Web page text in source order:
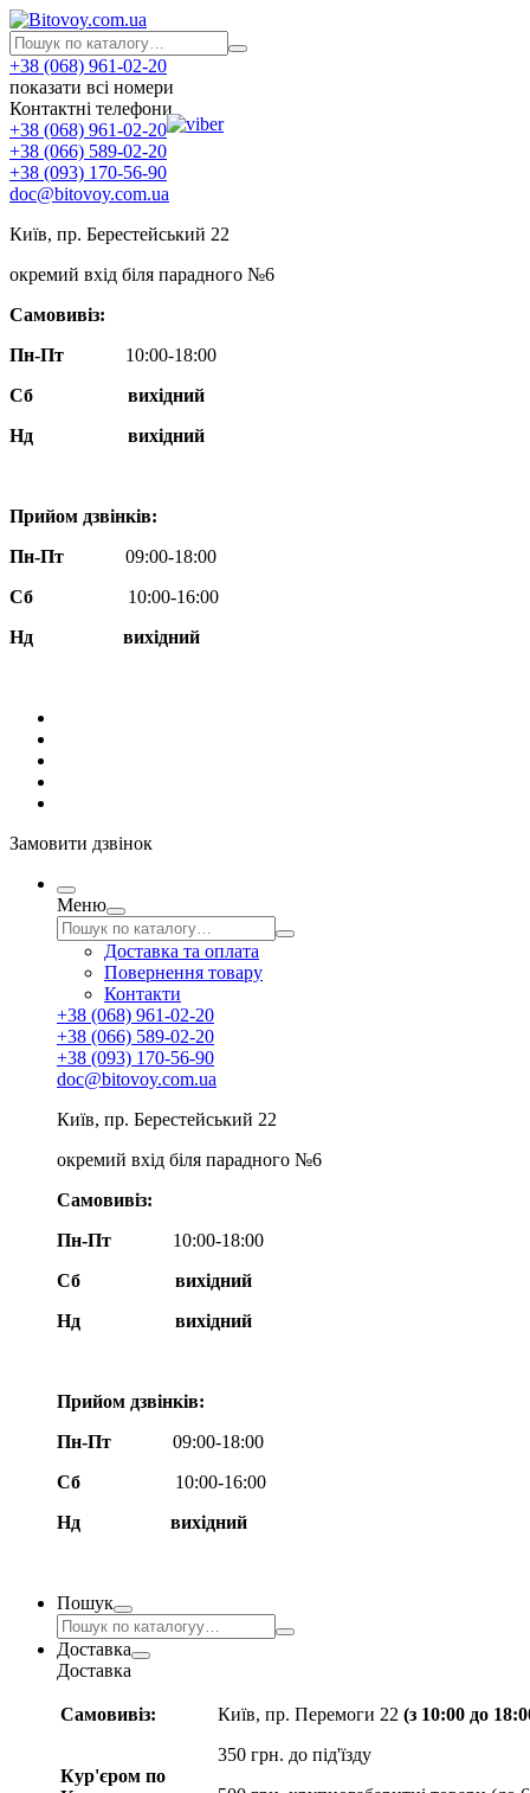
+38 (068) 961-02-20
показати всі номери
Контактні телефони
+38 (068) 961-02-20
+38 (066) 589-02-20
+38 (093) 170-56-90
doc@bitovoy.com.ua
Київ, пр. Берестейський 22
окремий вхід біля парадного №6
Самовивіз:
Пн-Пт
10:00-18:00
Сб
вихідний
Нд
вихідний
Прийом дзвінків:
Пн-Пт
09:00-18:00
Сб
10:00-16:00
Нд вихідний
Замовити дзвінок
Меню
Доставка та оплата
Повернення товару
Контакти
+38 (068) 961-02-20
+38 (066) 589-02-20
+38 (093) 170-56-90
doc@bitovoy.com.ua
Київ, пр. Берестейський 22
окремий вхід біля парадного №6
Самовивіз:
Пн-Пт
10:00-18:00
Сб
вихідний
Нд
вихідний
Прийом дзвінків:
Пн-Пт
09:00-18:00
Сб
10:00-16:00
Нд вихідний
Пошук
Доставка
Доставка
Самовивіз:
Кур'єром по
Київ, пр. Перемоги 22 (з 10:00 до
350 грн. до під'їзду